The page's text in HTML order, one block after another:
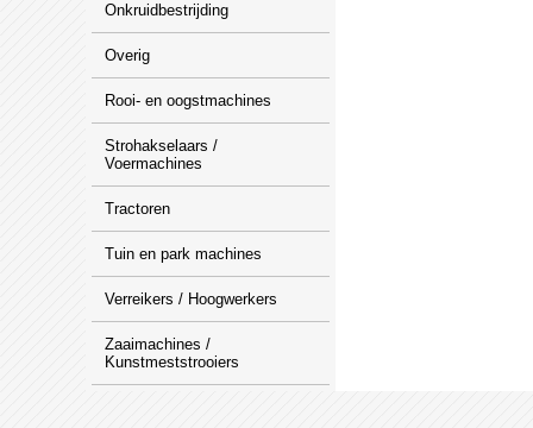
Onkruidbestrijding
Overig
Rooi- en oogstmachines
Strohakselaars /
Voermachines
Tractoren
Tuin en park machines
Verreikers / Hoogwerkers
Zaaimachines /
Kunstmeststrooiers